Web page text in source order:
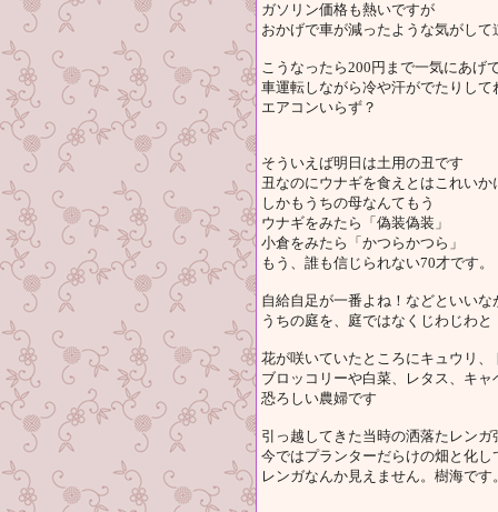
ガソリン価格も熱いですが
おかげで車が減ったような気がし
こうなったら200円まで一気にあげ
車運転しながら冷や汗がでたりして
エアコンいらず？
そういえば明日は土用の丑です
丑なのにウナギを食えとはこれいか
しかもうちの母なんてもう
ウナギをみたら「偽装偽装」
小倉をみたら「かつらかつら」
もう、誰も信じられない70才です。
自給自足が一番よね！などといいな
うちの庭を、庭ではなくじわじわ
花が咲いていたところにキュウリ、
ブロッコリーや白菜、レタス、キ
恐ろしい農婦です
引っ越してきた当時の洒落たレンガ
今ではプランターだらけの畑と化し
レンガなんか見えません。樹海で